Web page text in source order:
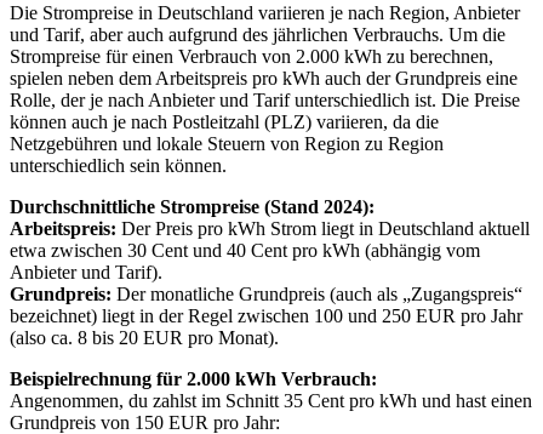
Die Strompreise in Deutschland variieren je nach Region, Anbieter
und Tarif, aber auch aufgrund des jährlichen Verbrauchs. Um die
Strompreise für einen Verbrauch von 2.000 kWh zu berechnen,
spielen neben dem Arbeitspreis pro kWh auch der Grundpreis eine
Rolle, der je nach Anbieter und Tarif unterschiedlich ist. Die Preise
können auch je nach Postleitzahl (PLZ) variieren, da die
Netzgebühren und lokale Steuern von Region zu Region
unterschiedlich sein können.
Durchschnittliche Strompreise (Stand 2024):
Arbeitspreis: Der Preis pro kWh Strom liegt in Deutschland aktuell
etwa zwischen 30 Cent und 40 Cent pro kWh (abhängig vom
Anbieter und Tarif).
Grundpreis: Der monatliche Grundpreis (auch als „Zugangspreis“
bezeichnet) liegt in der Regel zwischen 100 und 250 EUR pro Jahr
(also ca. 8 bis 20 EUR pro Monat).
Beispielrechnung für 2.000 kWh Verbrauch:
Angenommen, du zahlst im Schnitt 35 Cent pro kWh und hast einen
Grundpreis von 150 EUR pro Jahr: